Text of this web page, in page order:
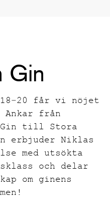
Gin
får vi nöjet
Ankar från
Gin till Stora
erbjuder Niklas
med utsökta
och delar
om ginens